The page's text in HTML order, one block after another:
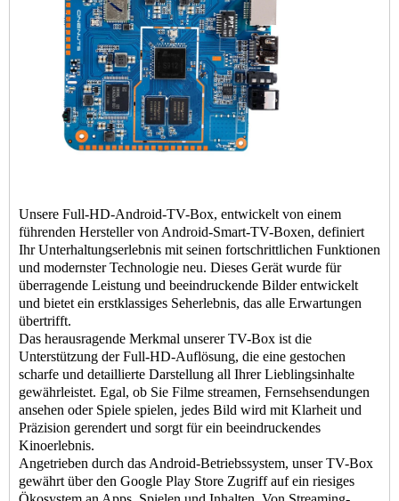
Unsere Full-HD-Android-TV-Box, entwickelt von einem
führenden Hersteller von Android-Smart-TV-Boxen, definiert
Ihr Unterhaltungserlebnis mit seinen fortschrittlichen Funktionen
und modernster Technologie neu. Dieses Gerät wurde für
überragende Leistung und beeindruckende Bilder entwickelt
und bietet ein erstklassiges Seherlebnis, das alle Erwartungen
übertrifft.
Das herausragende Merkmal unserer TV-Box ist die
Unterstützung der Full-HD-Auflösung, die eine gestochen
scharfe und detaillierte Darstellung all Ihrer Lieblingsinhalte
gewährleistet. Egal, ob Sie Filme streamen, Fernsehsendungen
ansehen oder Spiele spielen, jedes Bild wird mit Klarheit und
Präzision gerendert und sorgt für ein beeindruckendes
Kinoerlebnis.
Angetrieben durch das Android-Betriebssystem, unserTV-Box
gewährt über den Google Play Store Zugriff auf ein riesiges